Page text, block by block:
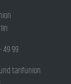
49 99
tarifunion